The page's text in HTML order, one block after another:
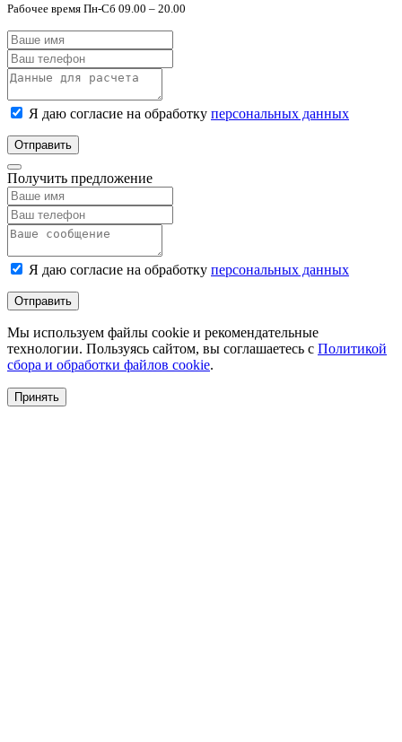
Рабочее время Пн-Сб 09.00 – 20.00
Я даю согласие на обработку персональных данных
Отправить
Получить предложение
Я даю согласие на обработку персональных данных
Отправить
Мы используем файлы cookie и рекомендательные
технологии. Пользуясь сайтом, вы соглашаетесь с Политикой
сбора и обработки файлов cookie.
Принять